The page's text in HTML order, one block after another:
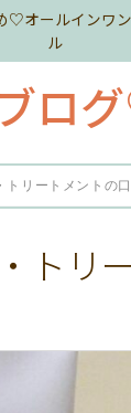
♡オールインワ
ル
ロ
リートメントの口
トリ